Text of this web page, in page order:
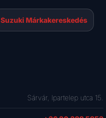
Suzuki Márkakereskedés
Sárvár, Ipartelep utca 15.